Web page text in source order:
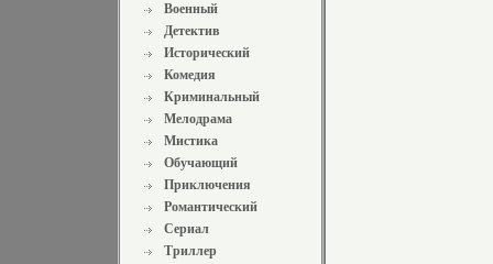
Военный
Детектив
Исторический
Комедия
Криминальный
Мелодрама
Мистика
Обучающий
Приключения
Романтический
Сериал
Триллер